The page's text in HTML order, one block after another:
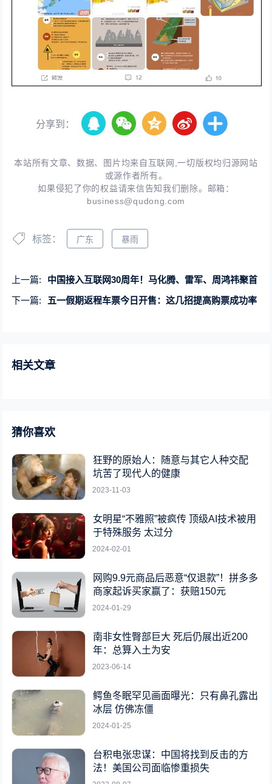
分享到：
本站所有文章、数据、图片均来自互联网,一切版权均归源网站
或源作者所有。
如果侵犯了你的权益请来信告知我们删除。邮箱：
business@qudong.com
标签： 广东 暴雨
上一篇:
中国接入互联网30周年！马化腾、雷军、周鸿祎聚首
下一篇:
五一假期返程车票今日开售：这几招提高购票成功率
相关文章
猜你喜欢
狂野的原始人：随意与其它人种交配
坑苦了现代人的健康
2023-11-03
女明星“不雅照”被疯传 顶级AI技术被用
于特殊服务 太过分
2024-02-01
网购9.9元商品后恶意“仅退款”！拼多多
商家起诉买家赢了：获赔150元
2024-01-29
南非女性臀部巨大 死后仍展出近200
年：总算入土为安
2023-06-14
鳄鱼冬眠罕见画面曝光：只有鼻孔露出
冰层 仿佛冻僵
2024-01-25
台积电张忠谋：中国将找到反击的方
法！美国公司面临惨重损失